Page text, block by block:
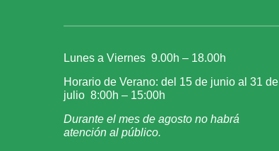
Lunes a Viernes 9.00h – 18.00h
Horario de Verano: del 15 de junio al 31 de
julio 8:00h – 15:00h
Durante el mes de agosto no habrá
atención al público.